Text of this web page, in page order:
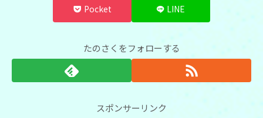
Pocket LINE
たのさくをフォローする
スポンサーリンク